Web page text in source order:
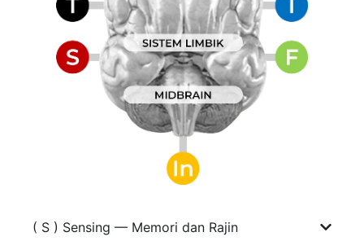
( S ) Sensing — Memori dan Rajin